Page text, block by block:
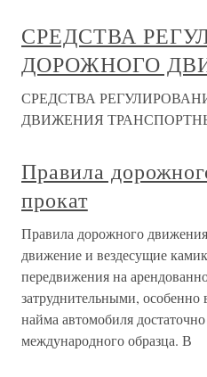
СРЕДСТВА
ДОРОЖНОГО
СРЕДСТВА
ДВИЖЕНИЯ
Правила
прокат
Правила дорожного
движение и вездесущие
передвижения на
затруднительными,
найма автомобиля
международного образца. В